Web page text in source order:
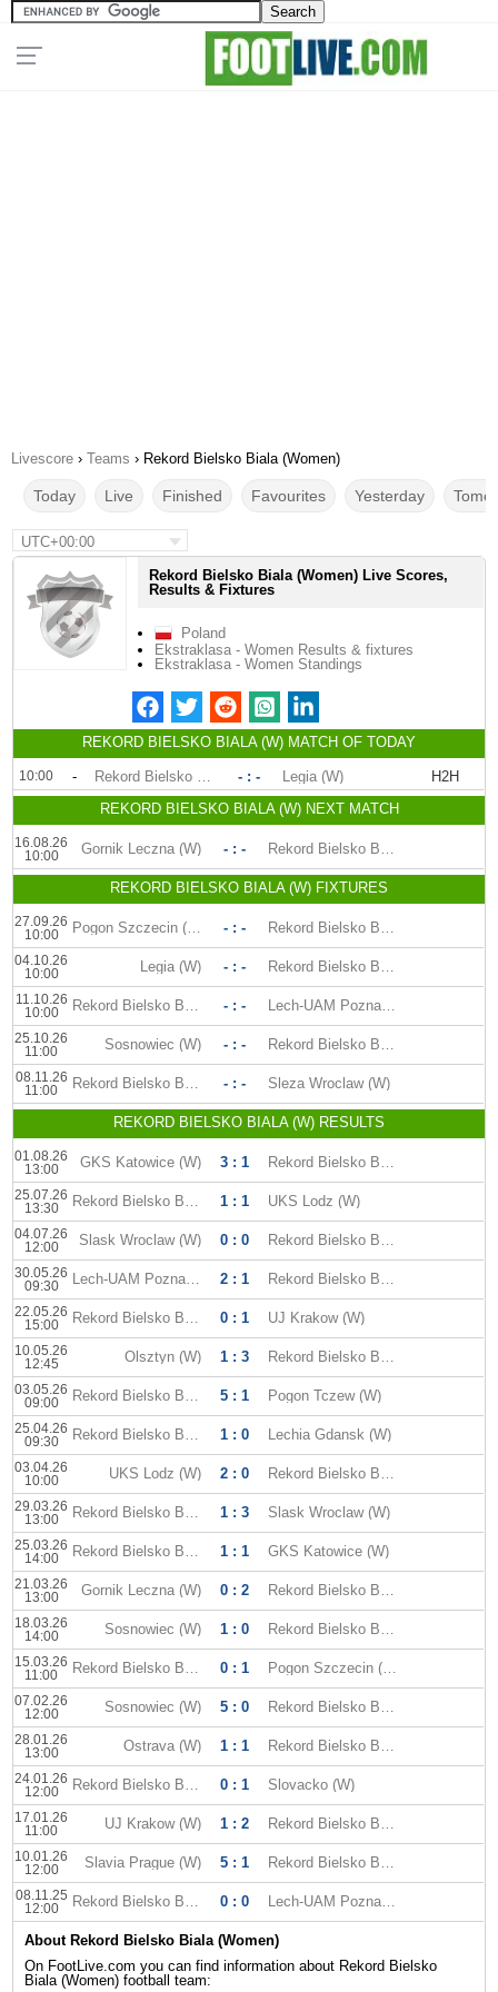
Livescore › Teams › Rekord Bielsko Biala (Women)
Today Live Finished Favourites Yesterday
UTC+00:00
Rekord Bielsko Biala (Women) Live Scores,
Results & Fixtures
Poland
Ekstraklasa - Women Results & fixtures
Ekstraklasa - Women Standings
REKORD BIELSKO BIALA (W) MATCH OF TODAY
10:00 - Rekord Bielsko Biala (W) - : - Legia (W)
H2H
REKORD BIELSKO BIALA (W) NEXT MATCH
16.08.26
10:00
Gornik Leczna (W) - : - Rekord Bielsko Biala (W)
REKORD BIELSKO BIALA (W) FIXTURES
27.09.26
10:00
Pogon Szczecin (W) - : - Rekord Bielsko Biala (W)
04.10.26
10:00
Legia (W) - : - Rekord Bielsko Biala (W)
11.10.26
10:00
Rekord Bielsko Biala (W) - : - Lech-UAM Poznan (W)
25.10.26
11:00
Sosnowiec (W) - : - Rekord Bielsko Biala (W)
08.11.26
11:00
Rekord Bielsko Biala (W) - : - Sleza Wroclaw (W)
REKORD BIELSKO BIALA (W) RESULTS
01.08.26
13:00
GKS Katowice (W) 3 : 1 Rekord Bielsko Biala (W)
25.07.26
13:30
Rekord Bielsko Biala (W) 1 : 1 UKS Lodz (W)
04.07.26
12:00
Slask Wroclaw (W) 0 : 0 Rekord Bielsko Biala (W)
30.05.26
09:30
Lech-UAM Poznan (W) 2 : 1 Rekord Bielsko Biala (W)
22.05.26
15:00
Rekord Bielsko Biala (W) 0 : 1 UJ Krakow (W)
10.05.26
12:45
Olsztyn (W) 1 : 3 Rekord Bielsko Biala (W)
03.05.26
09:00
Rekord Bielsko Biala (W) 5 : 1 Pogon Tczew (W)
25.04.26
09:30
Rekord Bielsko Biala (W) 1 : 0 Lechia Gdansk (W)
03.04.26
10:00
UKS Lodz (W) 2 : 0 Rekord Bielsko Biala (W)
29.03.26
13:00
Rekord Bielsko Biala (W) 1 : 3 Slask Wroclaw (W)
25.03.26
14:00
Rekord Bielsko Biala (W) 1 : 1 GKS Katowice (W)
21.03.26
13:00
Gornik Leczna (W) 0 : 2 Rekord Bielsko Biala (W)
18.03.26
14:00
Sosnowiec (W) 1 : 0 Rekord Bielsko Biala (W)
15.03.26
11:00
Rekord Bielsko Biala (W) 0 : 1 Pogon Szczecin (W)
07.02.26
12:00
Sosnowiec (W) 5 : 0 Rekord Bielsko Biala (W)
28.01.26
13:00
Ostrava (W) 1 : 1 Rekord Bielsko Biala (W)
24.01.26
12:00
Rekord Bielsko Biala (W) 0 : 1 Slovacko (W)
17.01.26
11:00
UJ Krakow (W) 1 : 2 Rekord Bielsko Biala (W)
10.01.26
12:00
Slavia Prague (W) 5 : 1 Rekord Bielsko Biala (W)
08.11.25
12:00
Rekord Bielsko Biala (W) 0 : 0 Lech-UAM Poznan (W)
About Rekord Bielsko Biala (Women)
On FootLive.com you can find information about Rekord Bielsko
Biala (Women) football team: